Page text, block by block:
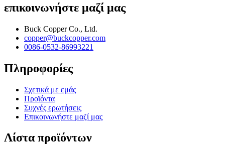
επικοινωνήστε μαζί μας
Buck Copper Co., Ltd.
copper@buckcopper.com
0086-0532-86993221
Πληροφορίες
Σχετικά με εμάς
Προϊόντα
Συχνές ερωτήσεις
Επικοινωνήστε μαζί μας
Λίστα προϊόντων